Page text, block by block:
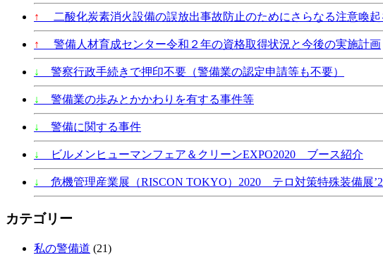
↑ 二酸化炭素消火設備の誤放出事故防止のためにさらなる注意喚起
↑ 警備人材育成センター令和２年の資格取得状況と今後の実施計画
↓ 警察行政手続きで押印不要（警備業の認定申請等も不要）
↓ 警備業の歩みとかかわりを有する事件等
↓ 警備に関する事件
↓ ビルメンヒューマンフェア＆クリーンEXPO2020 ブース紹介
↓ 危機管理産業展（RISCON TOKYO）2020 テロ対策特殊装備展
カテゴリー
私の警備道 (21)